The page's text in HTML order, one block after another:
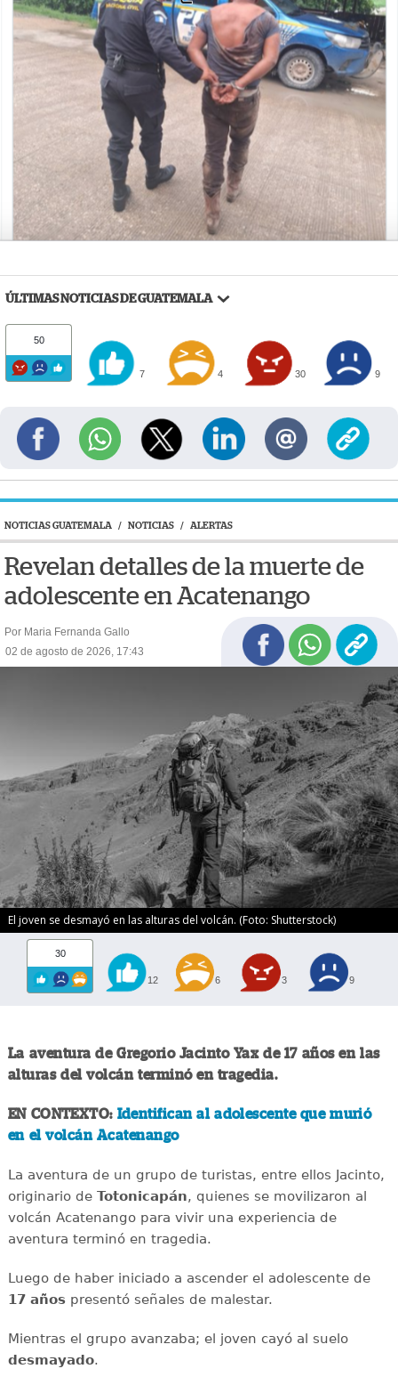
ÚLTIMAS NOTICIAS DE GUATEMALA
50
7 4 30 9
NOTICIAS GUATEMALA / NOTICIAS / ALERTAS
Revelan detalles de la muerte de
adolescente en Acatenango
Por Maria Fernanda Gallo
02 de agosto de 2026, 17:43
El joven se desmayó en las alturas del volcán. (Foto: Shutterstock)
30
12 6 3 9
La aventura de Gregorio Jacinto Yax de 17 años en las
alturas del volcán terminó en tragedia.
EN CONTEXTO: Identifican al adolescente que murió
en el volcán Acatenango
La aventura de un grupo de turistas, entre ellos Jacinto,
originario de Totonicapán, quienes se movilizaron al
volcán Acatenango para vivir una experiencia de
aventura terminó en tragedia.
Luego de haber iniciado a ascender el adolescente de
17 añospresentó señales de malestar.
Mientras el grupo avanzaba; el joven cayó al suelo
desmayado.